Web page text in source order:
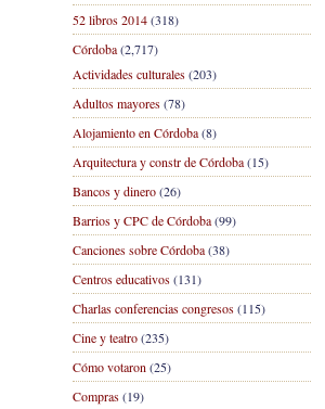
52 libros 2014(318)
Córdoba(2,717)
Actividades culturales(203)
Adultos mayores(78)
Alojamiento en Córdoba(8)
Arquitectura y constr de Córdoba(15)
Bancos y dinero(26)
Barrios y CPC de Córdoba(99)
Canciones sobre Córdoba(38)
Centros educativos(131)
Charlas conferencias congresos(115)
Cine y teatro(235)
Cómo votaron (25)
Compras(19)